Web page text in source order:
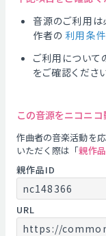
音源のご利用は
作者の 利用条件
ご利用について
をご確認くださ
この音源をニコニ
作曲者の音楽活動を
いただく際は「親作
親作品ID
nc148366
URL
https://